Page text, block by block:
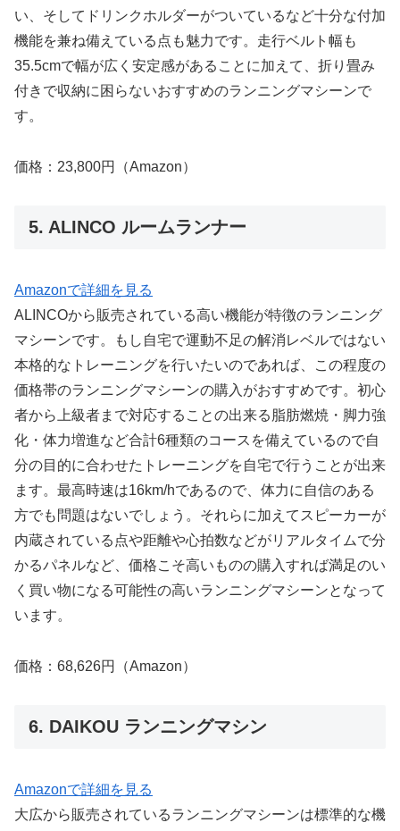
い、そしてドリンクホルダーがついているなど十分な付加
機能を兼ね備えている点も魅力です。走行ベルト幅も
35.5cmで幅が広く安定感があることに加えて、折り畳み
付きで収納に困らないおすすめのランニングマシーンで
す。
価格：23,800円（Amazon）
5. ALINCO ルームランナー
Amazonで詳細を見る
ALINCOから販売されている高い機能が特徴のランニング
マシーンです。もし自宅で運動不足の解消レベルではない
本格的なトレーニングを行いたいのであれば、この程度の
価格帯のランニングマシーンの購入がおすすめです。初心
者から上級者まで対応することの出来る脂肪燃焼・脚力強
化・体力増進など合計6種類のコースを備えているので自
分の目的に合わせたトレーニングを自宅で行うことが出来
ます。最高時速は16km/hであるので、体力に自信のある
方でも問題はないでしょう。それらに加えてスピーカーが
内蔵されている点や距離や心拍数などがリアルタイムで分
かるパネルなど、価格こそ高いものの購入すれば満足のい
く買い物になる可能性の高いランニングマシーンとなって
います。
価格：68,626円（Amazon）
6. DAIKOU ランニングマシン
Amazonで詳細を見る
大広から販売されているランニングマシーンは標準的な機